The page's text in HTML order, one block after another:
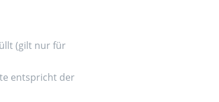
(gilt nur für
entspricht der